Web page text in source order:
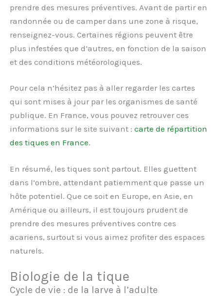
prendre des mesures préventives. Avant de partir en
randonnée ou de camper dans une zone à risque,
renseignez-vous. Certaines régions peuvent être
plus infestées que d’autres, en fonction de la saison
et des conditions météorologiques.
Pour cela n’hésitez pas à aller regarder les cartes
qui sont mises à jour par les organismes de santé
publique. En France, vous pouvez retrouver ces
informations sur le site suivant : carte de répartition
des tiques en France.
En résumé, les tiques sont partout. Elles guettent
dans l’ombre, attendant patiemment que passe un
hôte potentiel. Que ce soit en Europe, en Asie, en
Amérique ou ailleurs, il est toujours prudent de
prendre des mesures préventives contre ces
acariens, surtout si vous aimez profiter des espaces
naturels.
Biologie de la tique
Cycle de vie : de la larve à l’adulte